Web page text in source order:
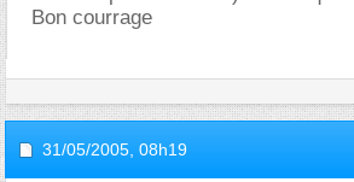
Bon courrage
31/05/2005, 08h19